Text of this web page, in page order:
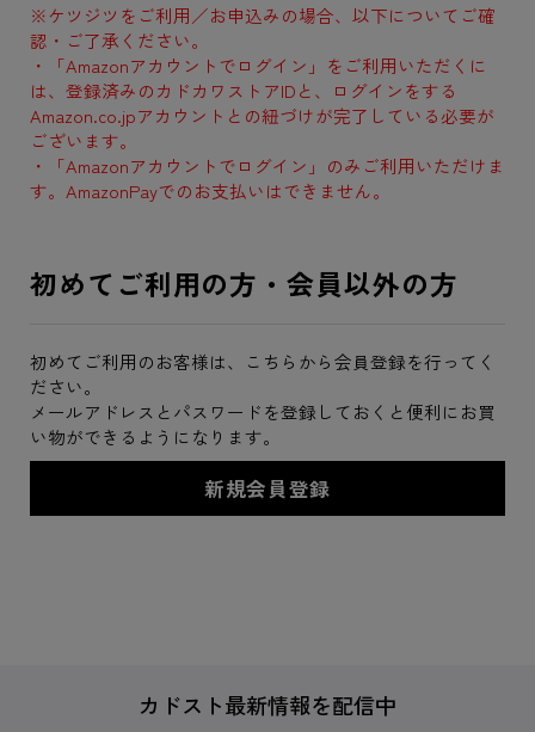
※ケツジツをご利用／お申込みの場合、以下についてご確
認・ご了承ください。
・「Amazonアカウントでログイン」をご利用いただくに
は、登録済みのカドカワストアIDと、ログインをする
Amazon.co.jpアカウントとの紐づけが完了している必要が
ございます。
・「Amazonアカウントでログイン」のみご利用いただけま
す。AmazonPayでのお支払いはできません。
初めてご利用の方・会員以外の方
初めてご利用のお客様は、こちらから会員登録を行ってく
ださい。
メールアドレスとパスワードを登録しておくと便利にお買
い物ができるようになります。
カドスト最新情報を配信中